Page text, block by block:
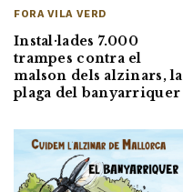
FORA VILA VERD
Instal·lades 7.000
trampes contra el
malson dels alzinars, la
plaga del banyarriquer